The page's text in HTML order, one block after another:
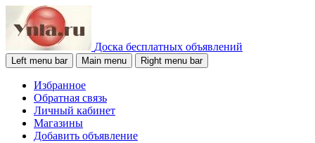
Доска бесплатных объявлений
Left menu bar Main menu Right menu bar
Избранное
Обратная связь
Личный кабинет
Магазины
Добавить объявление